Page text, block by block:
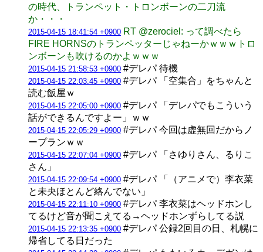
の時代、トランペット・トロンボーンの二刀流
か・・・
2015-04-15 18:41:54 +0900 RT @zerociel: って調べたら
FIRE HORNSのトランペッターじゃねーかｗｗｗトロ
ンボーンも吹けるのかよｗｗｗ
2015-04-15 21:58:53 +0900 #デレパ 待機
2015-04-15 22:03:45 +0900 #デレパ 「空集合」をちゃんと
読む飯屋ｗ
2015-04-15 22:05:00 +0900 #デレパ 「デレパでもこういう
話ができるんですよー」ｗｗ
2015-04-15 22:05:29 +0900 #デレパ 今回は虚無回だからノ
ープランｗｗ
2015-04-15 22:07:04 +0900 #デレパ 「さゆりさん、るりこ
さん」
2015-04-15 22:09:54 +0900 #デレパ 「（アニメで）李衣菜
と未央ほとんど絡んでない」
2015-04-15 22:11:10 +0900 #デレパ 李衣菜はヘッドホンし
てるけど音が聞こえてる→ヘッドホンずらしてる説
2015-04-15 22:13:35 +0900 #デレパ 公録2回目の日、札幌に
帰省してる日だった